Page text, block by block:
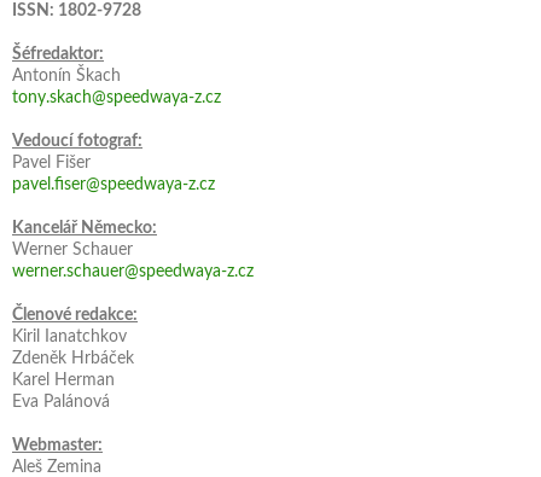
ISSN: 1802-9728
Šéfredaktor:
Antonín Škach
tony.skach@speedwaya-z.cz
Vedoucí fotograf:
Pavel Fišer
pavel.fiser@speedwaya-z.cz
Kancelář Německo:
Werner Schauer
werner.schauer@speedwaya-z.cz
Členové redakce:
Kiril Ianatchkov
Zdeněk Hrbáček
Karel Herman
Eva Palánová
Webmaster:
Aleš Zemina